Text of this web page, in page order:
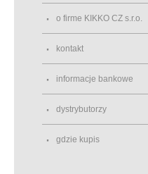
o firme KIKKO CZ s.r.o.
kontakt
informacje bankowe
dystrybutorzy
gdzie kupis